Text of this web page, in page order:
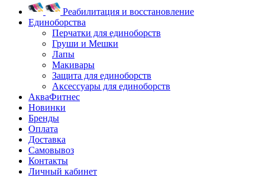
Реабилитация и восстановление
Единоборства
Перчатки для единоборств
Груши и Мешки
Лапы
Макивары
Защита для единоборств
Аксессуары для единоборств
АкваФитнес
Новинки
Бренды
Оплата
Доставка
Самовывоз
Контакты
Личный кабинет